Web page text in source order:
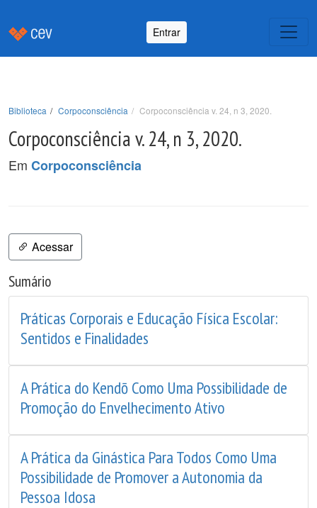
Entrar
Biblioteca Corpoconsciência Corpoconsciência v. 24, n 3, 2020.
Corpoconsciência v. 24, n 3, 2020.
Em Corpoconsciência
Acessar
Sumário
Práticas Corporais e Educação Física Escolar:
Sentidos e Finalidades
A Prática do Kendō Como Uma Possibilidade de
Promoção do Envelhecimento Ativo
A Prática da Ginástica Para Todos Como Uma
Possibilidade de Promover a Autonomia da
Pessoa Idosa